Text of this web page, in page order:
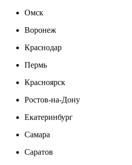
Омск
Воронеж
Краснодар
Пермь
Красноярск
Ростов-на-Дону
Екатеринбург
Самара
Саратов